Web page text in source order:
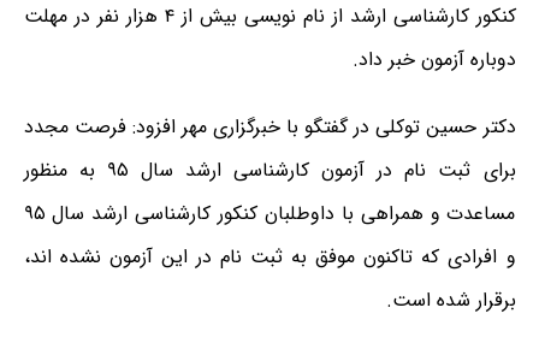
کنکور کارشناسی ارشد از نام نویسی بیش از ۴ هزار نفر در مهلت
دوباره آزمون خبر داد.
دکتر حسین توکلی در گفتگو با خبرگزاری مهر افزود: فرصت مجدد
برای ثبت نام در آزمون کارشناسی ارشد سال ۹۵ به منظور
مساعدت و همراهی با داوطلبان کنکور کارشناسی ارشد سال ۹۵
و افرادی که تاکنون موفق به ثبت نام در این آزمون نشده اند،
برقرار شده است.